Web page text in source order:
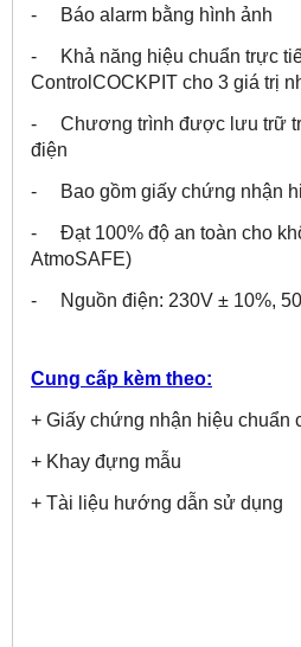
- Báo alarm bằng hình ảnh
- Khả năng hiệu chuẩn trực
ControlCOCKPIT cho 3 giá trị
- Chương trình được lưu trữ
điện
- Bao gồm giấy chứng nhận
- Đạt 100% độ an toàn cho
AtmoSAFE)
- Nguồn điện: 230V ± 10%,
Cung cấp kèm theo:
+ Giấy chứng nhận hiệu chuẩn
+ Khay đựng mẫu
+ Tài liệu hướng dẫn sử dụng